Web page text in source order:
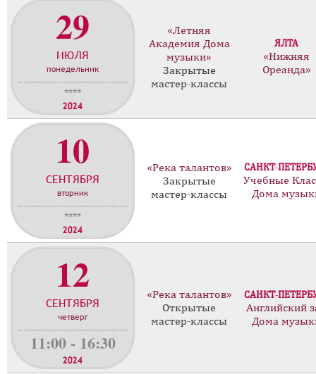
м
е
-
л
о
29
ИЮЛЯ
понедельник
****
2024
«Летняя
Академия Дома
музыки»
Закрытые
мастер-классы
ЯЛТА
«Нижняя
Ореанда»
10
СЕНТЯБРЯ
вторник
****
2024
«Река талантов»
Закрытые
мастер-классы
САНКТ-
Учебные
Дома
12
СЕНТЯБРЯ
четверг
11:00 - 16:30
2024
«Река талантов»
Открытые
мастер-классы
САНКТ-
Английский
Дома